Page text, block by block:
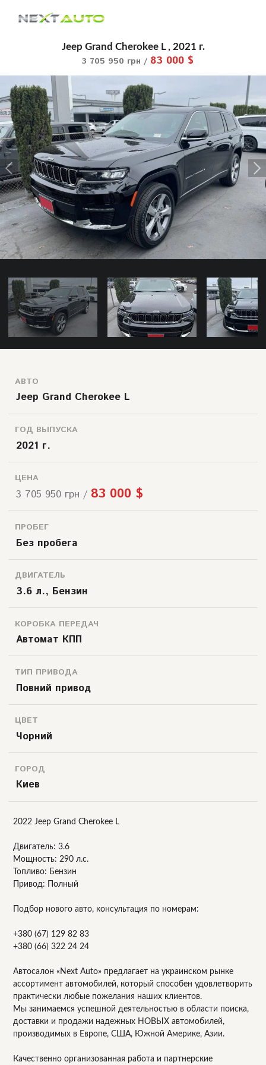
Jeep Grand Cherokee L , 2021 г.
3 705 950 грн / 83 000 $
АВТО
Jeep Grand Cherokee L
ГОД ВЫПУСКА
2021 г.
ЦЕНА
3 705 950 грн / 83 000 $
ПРОБЕГ
Без пробега
ДВИГАТЕЛЬ
3.6 л., Бензин
КОРОБКА ПЕРЕДАЧ
Автомат КПП
ТИП ПРИВОДА
Повний привод
ЦВЕТ
Чорний
ГОРОД
Киев
2022 Jeep Grand Cherokee L
Двигатель: 3.6
Мощность: 290 л.с.
Топливо: Бензин
Привод: Полный
Подбор нового авто, консультация по номерам:
+380 (67) 129 82 83
+380 (66) 322 24 24
Автосалон «Next Auto» предлагает на украинском рынке
ассортимент автомобилей, который способен удовлетворить
практически любые пожелания наших клиентов.
Мы занимаемся успешной деятельностью в области поиска,
доставки и продажи надежных НОВЫХ автомобилей,
производимых в Европе, США, Южной Америке, Азии.
Качественно организованная работа и партнерские